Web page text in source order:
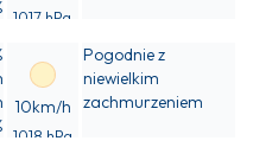
1017 hPa
10km/h
1018 hPa
Pogodnie z
niewielkim
zachmurzeniem